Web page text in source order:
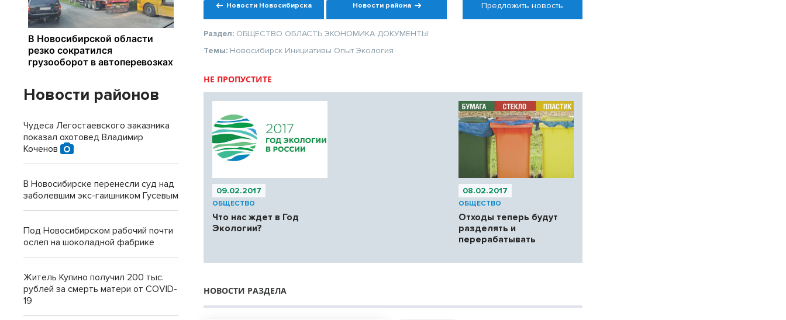
Новости Новосибирска Новости района Предложить новость
Раздел: ОБЩЕСТВО ОБЛАСТЬ ЭКОНОМИКА ДОКУМЕНТЫ
Темы: Новосибирск Инициативы Опыт Экология
НЕ ПРОПУСТИТЕ
09.02.2017
ОБЩЕСТВО
Что нас ждет в Год
Экологии?
08.02.2017
ОБЩЕСТВО
Отходы теперь будут
разделять и
перерабатывать
НОВОСТИ РАЗДЕЛА
Новости районов
Чудеса Легостаевского заказника
показал охотовед Владимир
Коченов
В Новосибирске перенесли суд над
заболевшим экс-гаишником Гусевым
Под Новосибирском рабочий почти
ослеп на шоколадной фабрике
Житель Купино получил 200 тыс.
рублей за смерть матери от COVID-
19